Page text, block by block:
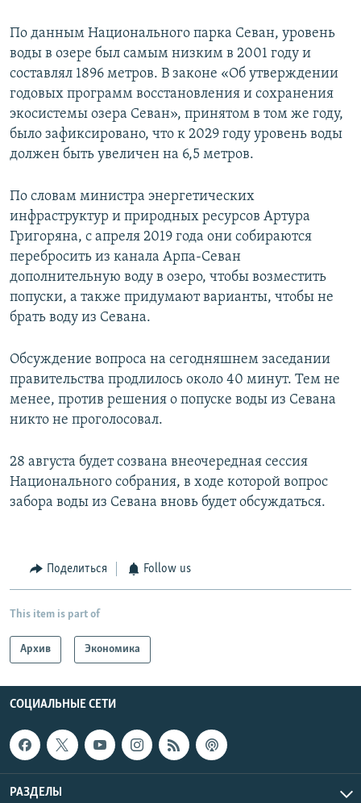
По данным Национального парка Севан, уровень
воды в озере был самым низким в 2001 году и
составлял 1896 метров. В законе «Об утверждении
годовых программ восстановления и сохранения
экосистемы озера Севан», принятом в том же году,
было зафиксировано, что к 2029 году уровень воды
должен быть увеличен на 6,5 метров.
По словам министра энергетических
инфраструктур и природных ресурсов Артура
Григоряна, с апреля 2019 года они собираются
перебросить из канала Арпа-Севан
дополнительную воду в озеро, чтобы возместить
попуски, а также придумают варианты, чтобы не
брать воду из Севана.
Обсуждение вопроса на сегодняшнем заседании
правительства продлилось около 40 минут. Тем не
менее, против решения о попуске воды из Севана
никто не проголосовал.
28 августа будет созвана внеочередная сессия
Национального собрания, в ходе которой вопрос
забора воды из Севана вновь будет обсуждаться.
Поделиться Follow us
This item is part of
Архив Экономика
СОЦИАЛЬНЫЕ СЕТИ
РАЗДЕЛЫ